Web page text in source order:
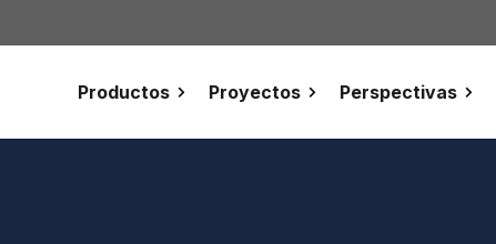
Productos Proyectos Perspectivas